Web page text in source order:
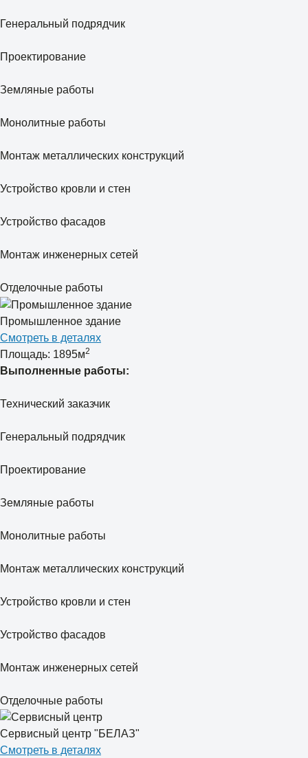
Генеральный подрядчик
Проектирование
Земляные работы
Монолитные работы
Монтаж металлических конструкций
Устройство кровли и стен
Устройство фасадов
Монтаж инженерных сетей
Отделочные работы
Промышленное здание
Смотреть в деталях
Площадь: 1895м2
Выполненные работы:
Технический заказчик
Генеральный подрядчик
Проектирование
Земляные работы
Монолитные работы
Монтаж металлических конструкций
Устройство кровли и стен
Устройство фасадов
Монтаж инженерных сетей
Отделочные работы
Сервисный центр "БЕЛАЗ"
Смотреть в деталях